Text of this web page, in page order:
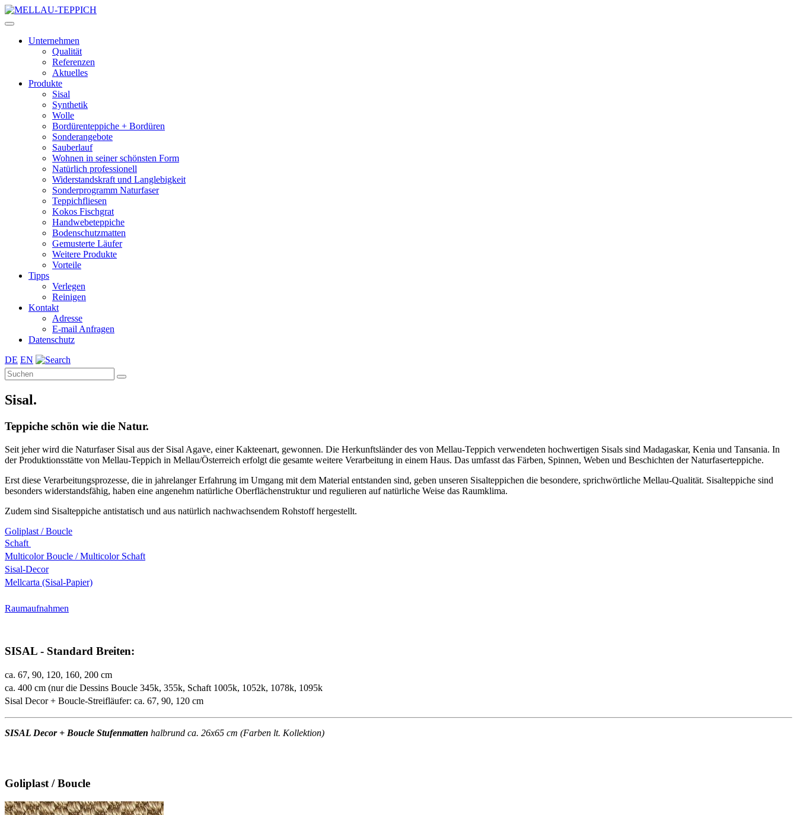
Unternehmen
Qualität
Referenzen
Aktuelles
Produkte
Sisal
Synthetik
Wolle
Bordürenteppiche + Bordüren
Sonderangebote
Sauberlauf
Wohnen in seiner schönsten Form
Natürlich professionell
Widerstandskraft und Langlebigkeit
Sonderprogramm Naturfaser
Teppichfliesen
Kokos Fischgrat
Handwebeteppiche
Bodenschutzmatten
Gemusterte Läufer
Weitere Produkte
Vorteile
Tipps
Verlegen
Reinigen
Kontakt
Adresse
E-mail Anfragen
Datenschutz
DE EN
Sisal.
Teppiche schön wie die Natur.
Seit jeher wird die Naturfaser Sisal aus der Sisal Agave, einer Kakteenart, gewonnen. Die Herkunftsländer des von Mellau-Teppich verwendeten hochwertigen Sisals sind Madagaskar, Kenia und Tansania. In
der Produktionsstätte von Mellau-Teppich in Mellau/Österreich erfolgt die gesamte weitere Verarbeitung in einem Haus. Das umfasst das Färben, Spinnen, Weben und Beschichten der Naturfaserteppiche.
Erst diese Verarbeitungsprozesse, die in jahrelanger Erfahrung im Umgang mit dem Material entstanden sind, geben unseren Sisalteppichen die besondere, sprichwörtliche Mellau-Qualität. Sisalteppiche sind
besonders widerstandsfähig, haben eine angenehm natürliche Oberflächenstruktur und regulieren auf natürliche Weise das Raumklima.
Zudem sind Sisalteppiche antistatisch und aus natürlich nachwachsendem Rohstoff hergestellt.
Goliplast / Boucle
Schaft
Multicolor Boucle / Multicolor Schaft
Sisal-Decor
Mellcarta (Sisal-Papier)
Raumaufnahmen
SISAL - Standard Breiten:
ca. 67, 90, 120, 160, 200 cm
ca. 400 cm (nur die Dessins Boucle 345k, 355k, Schaft 1005k, 1052k, 1078k, 1095k
Sisal Decor + Boucle-Streifläufer: ca. 67, 90, 120 cm
SISAL Decor + Boucle Stufenmatten halbrund ca. 26x65 cm (Farben lt. Kollektion)
Goliplast / Boucle